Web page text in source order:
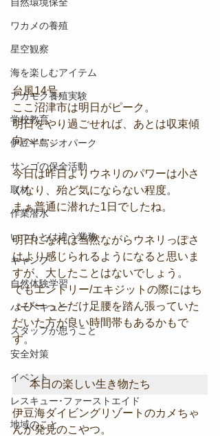
ワカメの養殖
星空観察
海を楽しむアイテム
アカモク養殖実験
学校教育
伊豆半島ジオパーク
サンゴの保全活動
取材
作業潜水
いつもとは違う業務
キャンプ
自然体験学習
バーベキュー
スタッフが思うこと
安全対策
イベント
レスキュー･ファーストエイド
地域のこと
台風14号。
ここ沼津市は明日がピーク。
明日をやり過ごせれば、あとは収束傾
向へ･･･。
今日は昨日よりウネリのパワーは小さ
くなり、殆ど気にならない程度。
まぁ普通に潜れた1日でしたね。
明日になれば当然ながらウネリっぽさ
はより感じられるようになると思いま
すが、大したことはないでしょう。
でもエントリー/エキジットの際にはち
ょびーっとだけ足腰を踏ん張っていた
だいた方が良い時間帯もあるかもで
す。
本日の楽しい生き物たち
伊豆海ダイビングリゾートのカメちゃ
んが発見のこやつ。